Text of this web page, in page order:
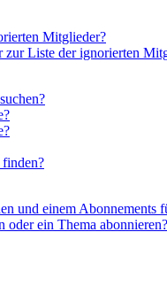
Mitglieder?
Liste der ignorierten
und einem Abonnements
oder ein Thema abonnieren?